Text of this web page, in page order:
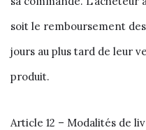
soit le remboursement
jours au plus tard de leur
produit.
Article 12 – Modalités de